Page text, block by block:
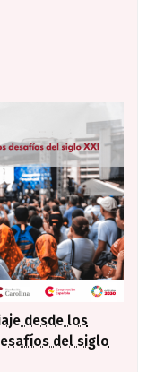
desde los
del siglo